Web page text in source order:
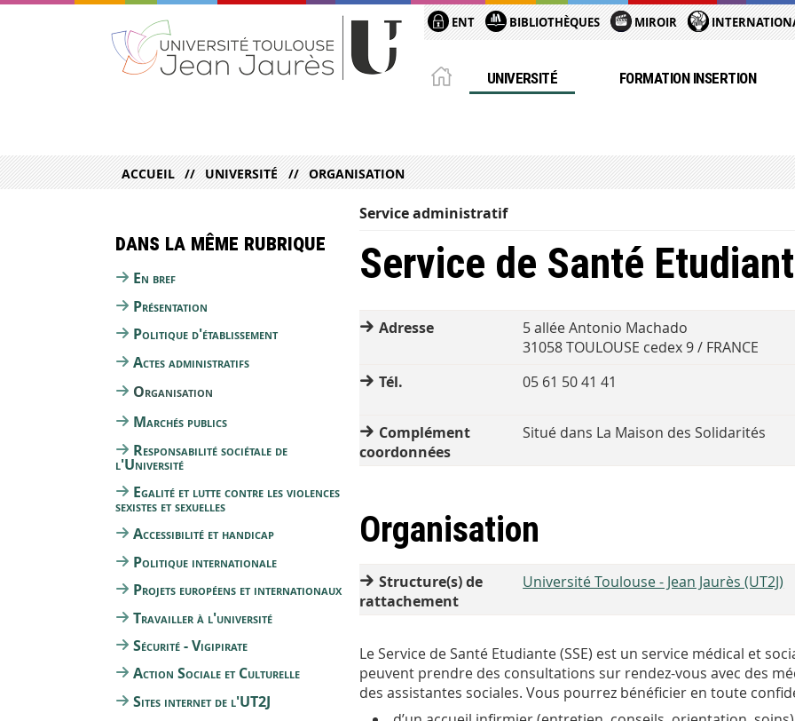
ENT BIBLIOTHÈQUES MIROIR
UNIVERSITÉ FORMATION INSERTION
ACCUEIL UNIVERSITÉ ORGANISATION
Service administratif
Service de Santé
Adresse
5 allée Antonio Machado
31058 TOULOUSE cedex 9 / FRANCE
Tél.
05 61 50 41 41
Complément
coordonnées
Situé dans La Maison des Solidarités
Organisation
Structure(s) de
rattachement
Université Toulouse - Jean Jaurès (UT2J)
Le Service de Santé Etudiante (SSE) est un service médical et
peuvent prendre des consultations sur rendez-vous avec des
des assistantes sociales. Vous pourrez bénéficier en toute
Dans la même rubrique
En bref
Présentation
Politique d'établissement
Actes administratifs
Organisation
Marchés publics
Responsabilité sociétale de
l'Université
Egalité et lutte contre les violences
sexistes et sexuelles
Accessibilité et handicap
Politique internationale
Projets européens et internationaux
Travailler à l'université
Sécurité - Vigipirate
Action Sociale et Culturelle
Sites internet de l'UT2J